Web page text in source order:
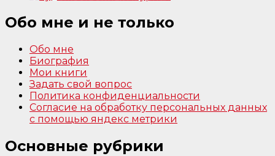
Обо мне и не только
Обо мне
Биография
Мои книги
Задать свой вопрос
Политика конфиденциальности
Согласие на обработку персональных данных
с помощью яндекс метрики
Основные рубрики